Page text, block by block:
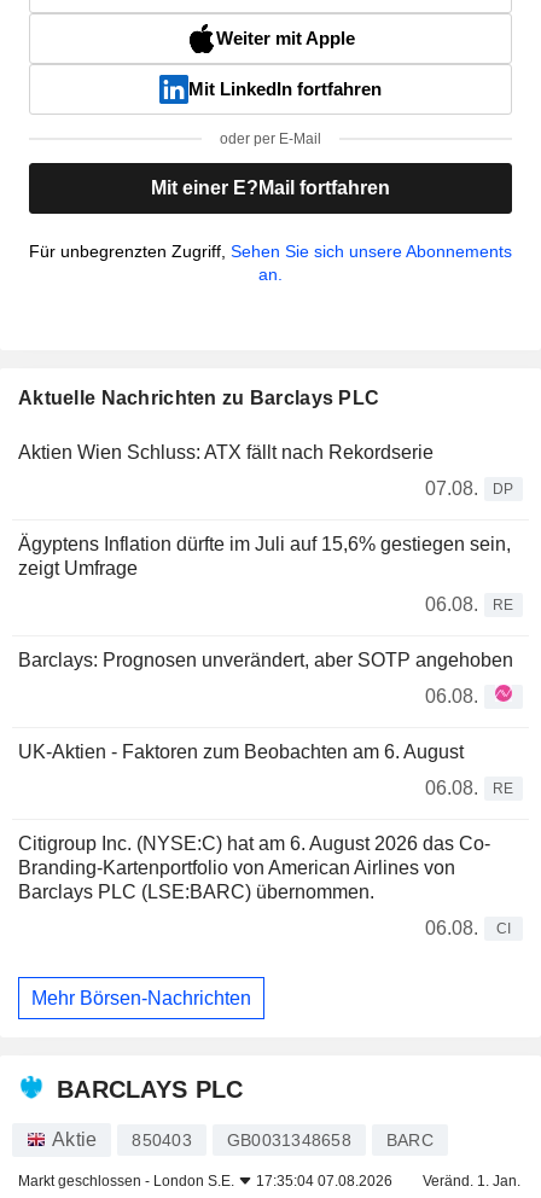
Weiter mit Apple
Mit LinkedIn fortfahren
oder per E-Mail
Mit einer E?Mail fortfahren
Für unbegrenzten Zugriff, Sehen Sie sich unsere Abonnements
an.
Aktuelle Nachrichten zu Barclays PLC
Aktien Wien Schluss: ATX fällt nach Rekordserie
07.08.
DP
Ägyptens Inflation dürfte im Juli auf 15,6% gestiegen sein,
zeigt Umfrage
06.08.
RE
Barclays: Prognosen unverändert, aber SOTP angehoben
06.08.
UK-Aktien - Faktoren zum Beobachten am 6. August
06.08.
RE
Citigroup Inc. (NYSE:C) hat am 6. August 2026 das Co-
Branding-Kartenportfolio von American Airlines von
Barclays PLC (LSE:BARC) übernommen.
06.08.
CI
Mehr Börsen-Nachrichten
BARCLAYS PLC
Aktie 850403 GB0031348658 BARC
Markt geschlossen - London S.E. 17:35:04 07.08.2026 Veränd. 1. Jan.